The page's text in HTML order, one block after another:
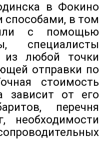
в Фокино
способами, в том
с помощью
специалисты
из любой точки
отправки по
стоимость
зависит от его
перечня
необходимости